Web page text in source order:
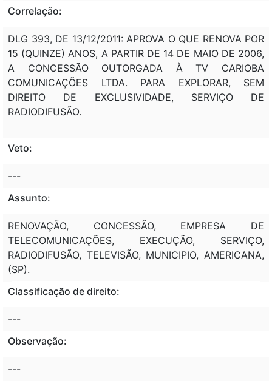
Correlação:
DLG 393, DE 13/12/2011: APROVA O QUE RENOVA POR
15 (QUINZE) ANOS, A PARTIR DE 14 DE MAIO DE 2006,
A CONCESSÃO OUTORGADA À TV CARIOBA
COMUNICAÇÕES LTDA. PARA EXPLORAR, SEM
DIREITO DE EXCLUSIVIDADE, SERVIÇO DE
RADIODIFUSÃO.
Veto:
---
Assunto:
RENOVAÇÃO, CONCESSÃO, EMPRESA DE
TELECOMUNICAÇÕES, EXECUÇÃO, SERVIÇO,
RADIODIFUSÃO, TELEVISÃO, MUNICIPIO, AMERICANA,
(SP).
Classificação de direito:
---
Observação:
---